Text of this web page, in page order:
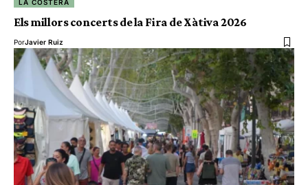
LA COSTERA
Els millors concerts de la Fira de Xàtiva 2026
PorJavier Ruiz